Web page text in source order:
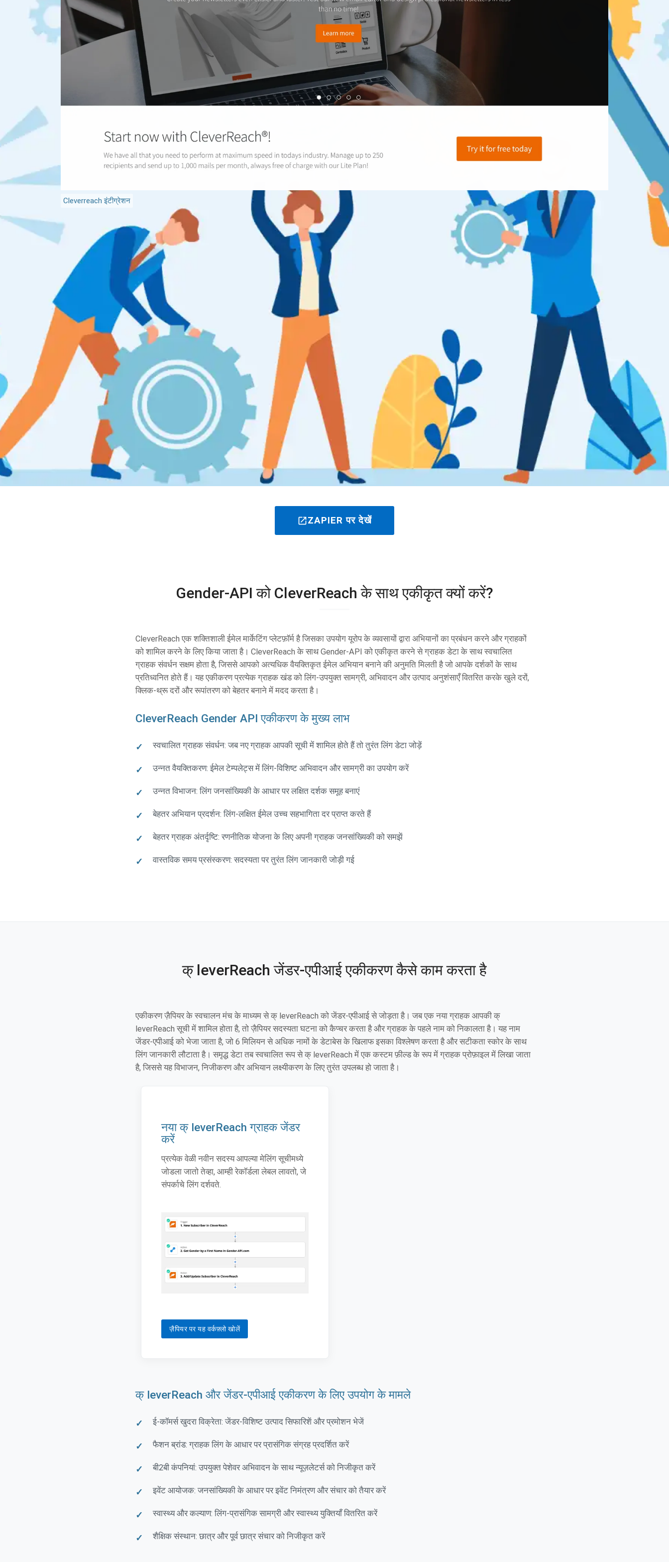
Cleverreach इंटीग्रेशन
open_in_newZAPIER पर देखें
Gender-API को CleverReach के साथ एकीकृत क्यों करें?
CleverReach एक शक्तिशाली ईमेल मार्केटिंग प्लेटफ़ॉर्म है जिसका उपयोग यूरोप के व्यवसायों द्वारा अभियानों का प्रबंधन करने और ग्राहकों
को शामिल करने के लिए किया जाता है। CleverReach के साथ Gender-API को एकीकृत करने से ग्राहक डेटा के साथ स्वचालित
ग्राहक संवर्धन सक्षम होता है, जिससे आपको अत्यधिक वैयक्तिकृत ईमेल अभियान बनाने की अनुमति मिलती है जो आपके दर्शकों के साथ
प्रतिध्वनित होते हैं। यह एकीकरण प्रत्येक ग्राहक खंड को लिंग-उपयुक्त सामग्री, अभिवादन और उत्पाद अनुशंसाएँ वितरित करके खुले दरों,
क्लिक-थ्रू दरों और रूपांतरण को बेहतर बनाने में मदद करता है।
CleverReach Gender API एकीकरण के मुख्य लाभ
स्वचालित ग्राहक संवर्धन: जब नए ग्राहक आपकी सूची में शामिल होते हैं तो तुरंत लिंग डेटा जोड़ें
उन्नत वैयक्तिकरण: ईमेल टेम्पलेट्स में लिंग-विशिष्ट अभिवादन और सामग्री का उपयोग करें
उन्नत विभाजन: लिंग जनसांख्यिकी के आधार पर लक्षित दर्शक समूह बनाएं
बेहतर अभियान प्रदर्शन: लिंग-लक्षित ईमेल उच्च सहभागिता दर प्राप्त करते हैं
बेहतर ग्राहक अंतर्दृष्टि: रणनीतिक योजना के लिए अपनी ग्राहक जनसांख्यिकी को समझें
वास्तविक समय प्रसंस्करण: सदस्यता पर तुरंत लिंग जानकारी जोड़ी गई
क् leverReach जेंडर-एपीआई एकीकरण कैसे काम करता है
एकीकरण ज़ैपियर के स्वचालन मंच के माध्यम से क् leverReach को जेंडर-एपीआई से जोड़ता है। जब एक नया ग्राहक आपकी क्
leverReach सूची में शामिल होता है, तो ज़ैपियर सदस्यता घटना को कैप्चर करता है और ग्राहक के पहले नाम को निकालता है। यह नाम
जेंडर-एपीआई को भेजा जाता है, जो 6 मिलियन से अधिक नामों के डेटाबेस के खिलाफ इसका विश्लेषण करता है और सटीकता स्कोर के साथ
लिंग जानकारी लौटाता है। समृद्ध डेटा तब स्वचालित रूप से क् leverReach में एक कस्टम फ़ील्ड के रूप में ग्राहक प्रोफ़ाइल में लिखा जाता
है, जिससे यह विभाजन, निजीकरण और अभियान लक्ष्यीकरण के लिए तुरंत उपलब्ध हो जाता है।
नया क् leverReach ग्राहक जेंडर
करें
प्रत्येक वेळी नवीन सदस्य आपल्या मेलिंग सूचीमध्ये
जोडला जातो तेव्हा, आम्ही रेकॉर्डला लेबल लावतो, जे
संपर्काचे लिंग दर्शवते.
ज़ैपियर पर यह वर्कफ़्लो खोलें
क् leverReach और जेंडर-एपीआई एकीकरण के लिए उपयोग के मामले
ई-कॉमर्स खुदरा विक्रेता: जेंडर-विशिष्ट उत्पाद सिफारिशें और प्रमोशन भेजें
फैशन ब्रांड: ग्राहक लिंग के आधार पर प्रासंगिक संग्रह प्रदर्शित करें
बी2बी कंपनियां: उपयुक्त पेशेवर अभिवादन के साथ न्यूज़लेटर्स को निजीकृत करें
इवेंट आयोजक: जनसांख्यिकी के आधार पर इवेंट निमंत्रण और संचार को तैयार करें
स्वास्थ्य और कल्याण: लिंग-प्रासंगिक सामग्री और स्वास्थ्य युक्तियाँ वितरित करें
शैक्षिक संस्थान: छात्र और पूर्व छात्र संचार को निजीकृत करें